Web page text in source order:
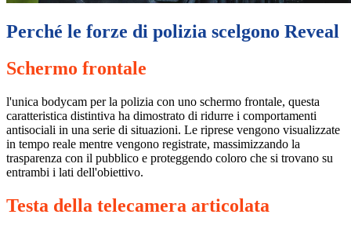
Perché le forze di polizia scelgono Reveal
Schermo frontale
l'unica bodycam per la polizia con uno schermo frontale, questa
caratteristica distintiva ha dimostrato di ridurre i comportamenti
antisociali in una serie di situazioni. Le riprese vengono visualizzate
in tempo reale mentre vengono registrate, massimizzando la
trasparenza con il pubblico e proteggendo coloro che si trovano su
entrambi i lati dell'obiettivo.
Testa della telecamera articolata